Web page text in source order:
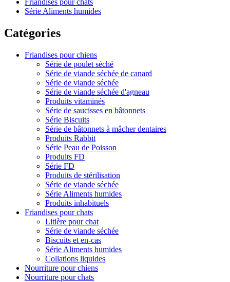
Friandises pour chats
Série Aliments humides
Catégories
Friandises pour chiens
Série de poulet séché
Série de viande séchée de canard
Série de viande séchée
Série de viande séchée d'agneau
Produits vitaminés
Série de saucisses en bâtonnets
Série Biscuits
Série de bâtonnets à mâcher dentaires
Produits Rabbit
Série Peau de Poisson
Produits FD
Série FD
Produits de stérilisation
Série de viande séchée
Série Aliments humides
Produits inhabituels
Friandises pour chats
Litière pour chat
Série de viande séchée
Biscuits et en-cas
Série Aliments humides
Collations liquides
Nourriture pour chiens
Nourriture pour chats